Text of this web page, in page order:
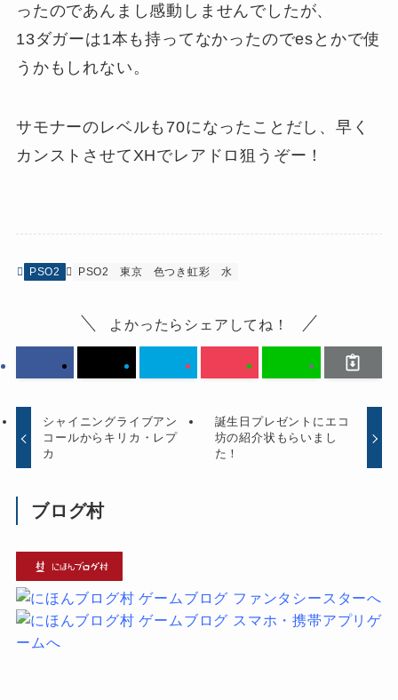
ったのであんまし感動しませんでしたが、
13ダガーは1本も持ってなかったのでesとかで使
うかもしれない。
サモナーのレベルも70になったことだし、早く
カンストさせてXHでレアドロ狙うぞー！
PSO2 PSO2 東京 色つき虹彩 水
よかったらシェアしてね！
シャイニングライブアン
コールからキリカ・レプ
カ
誕生日プレゼントにエコ
坊の紹介状もらいまし
た！
ブログ村